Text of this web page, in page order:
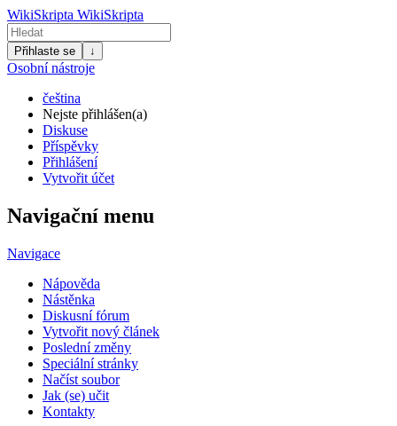
WikiSkripta WikiSkripta
Přihlaste se ↓
Osobní nástroje
čeština
Nejste přihlášen(a)
Diskuse
Příspěvky
Přihlášení
Vytvořit účet
Navigační menu
Navigace
Nápověda
Nástěnka
Diskusní fórum
Vytvořit nový článek
Poslední změny
Speciální stránky
Načíst soubor
Jak (se) učit
Kontakty